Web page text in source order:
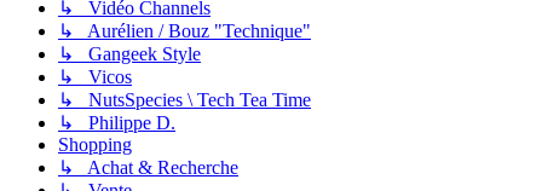
↳ Vidéo Channels
↳ Aurélien / Bouz "Technique"
↳ Gangeek Style
↳ Vicos
↳ NutsSpecies \ Tech Tea Time
↳ Philippe D.
Shopping
↳ Achat & Recherche